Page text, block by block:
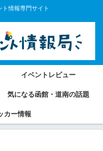
情報専門サイト
イベントレビュー
気になる函館・道南の話題
カー情報